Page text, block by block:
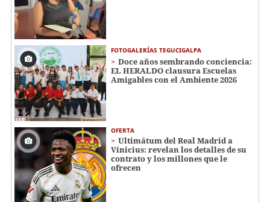
FOTOGALERÍAS TEGUCIGALPA
Doce años sembrando conciencia:
EL HERALDO clausura Escuelas
Amigables con el Ambiente 2026
OFERTA
Ultimátum del Real Madrid a
Vinicius: revelan los detalles de su
contrato y los millones que le
ofrecen